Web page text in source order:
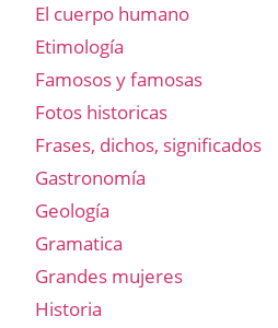
El cuerpo humano
Etimología
Famosos y famosas
Fotos historicas
Frases, dichos, significados
Gastronomía
Geología
Gramatica
Grandes mujeres
Historia